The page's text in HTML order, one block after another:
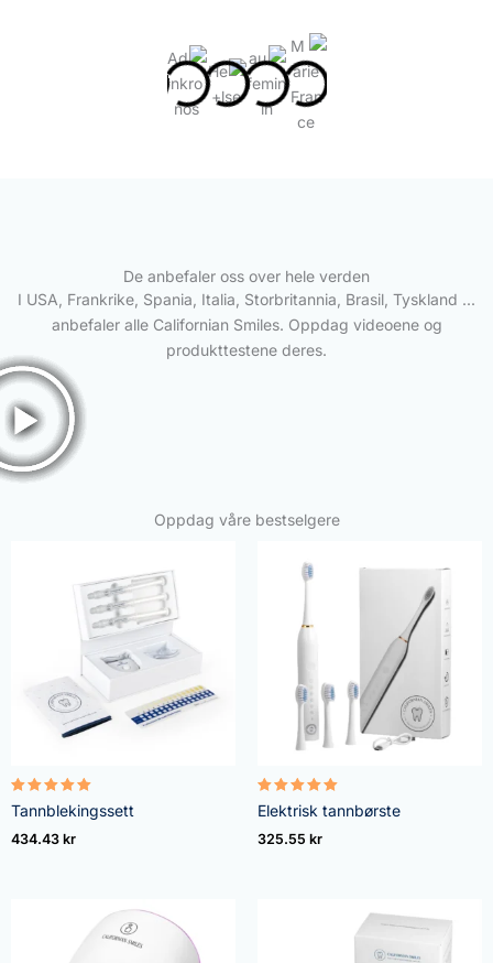
De anbefaler oss over hele verden
I USA, Frankrike, Spania, Italia, Storbritannia, Brasil, Tyskland ...
anbefaler alle Californian Smiles. Oppdag videoene og
produkttestene deres.
Oppdag våre bestselgere
Vurdert
4.95
av 5
Tannblekingssett
434.43 kr
Vurdert
5.00
av 5
Elektrisk tannbørste
325.55 kr